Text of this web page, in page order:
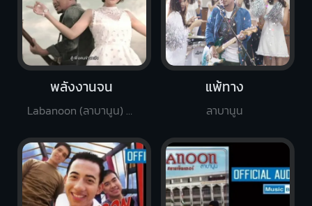
แพ้ทาง
ลาบานูน
พลังงานจน
Labanoon (ลาบานูน) Feat. เปาวลี พรพิมล